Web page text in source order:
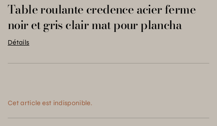
Table roulante credence acier ferme
noir et gris clair mat pour plancha
Détails
Cet article est indisponible.